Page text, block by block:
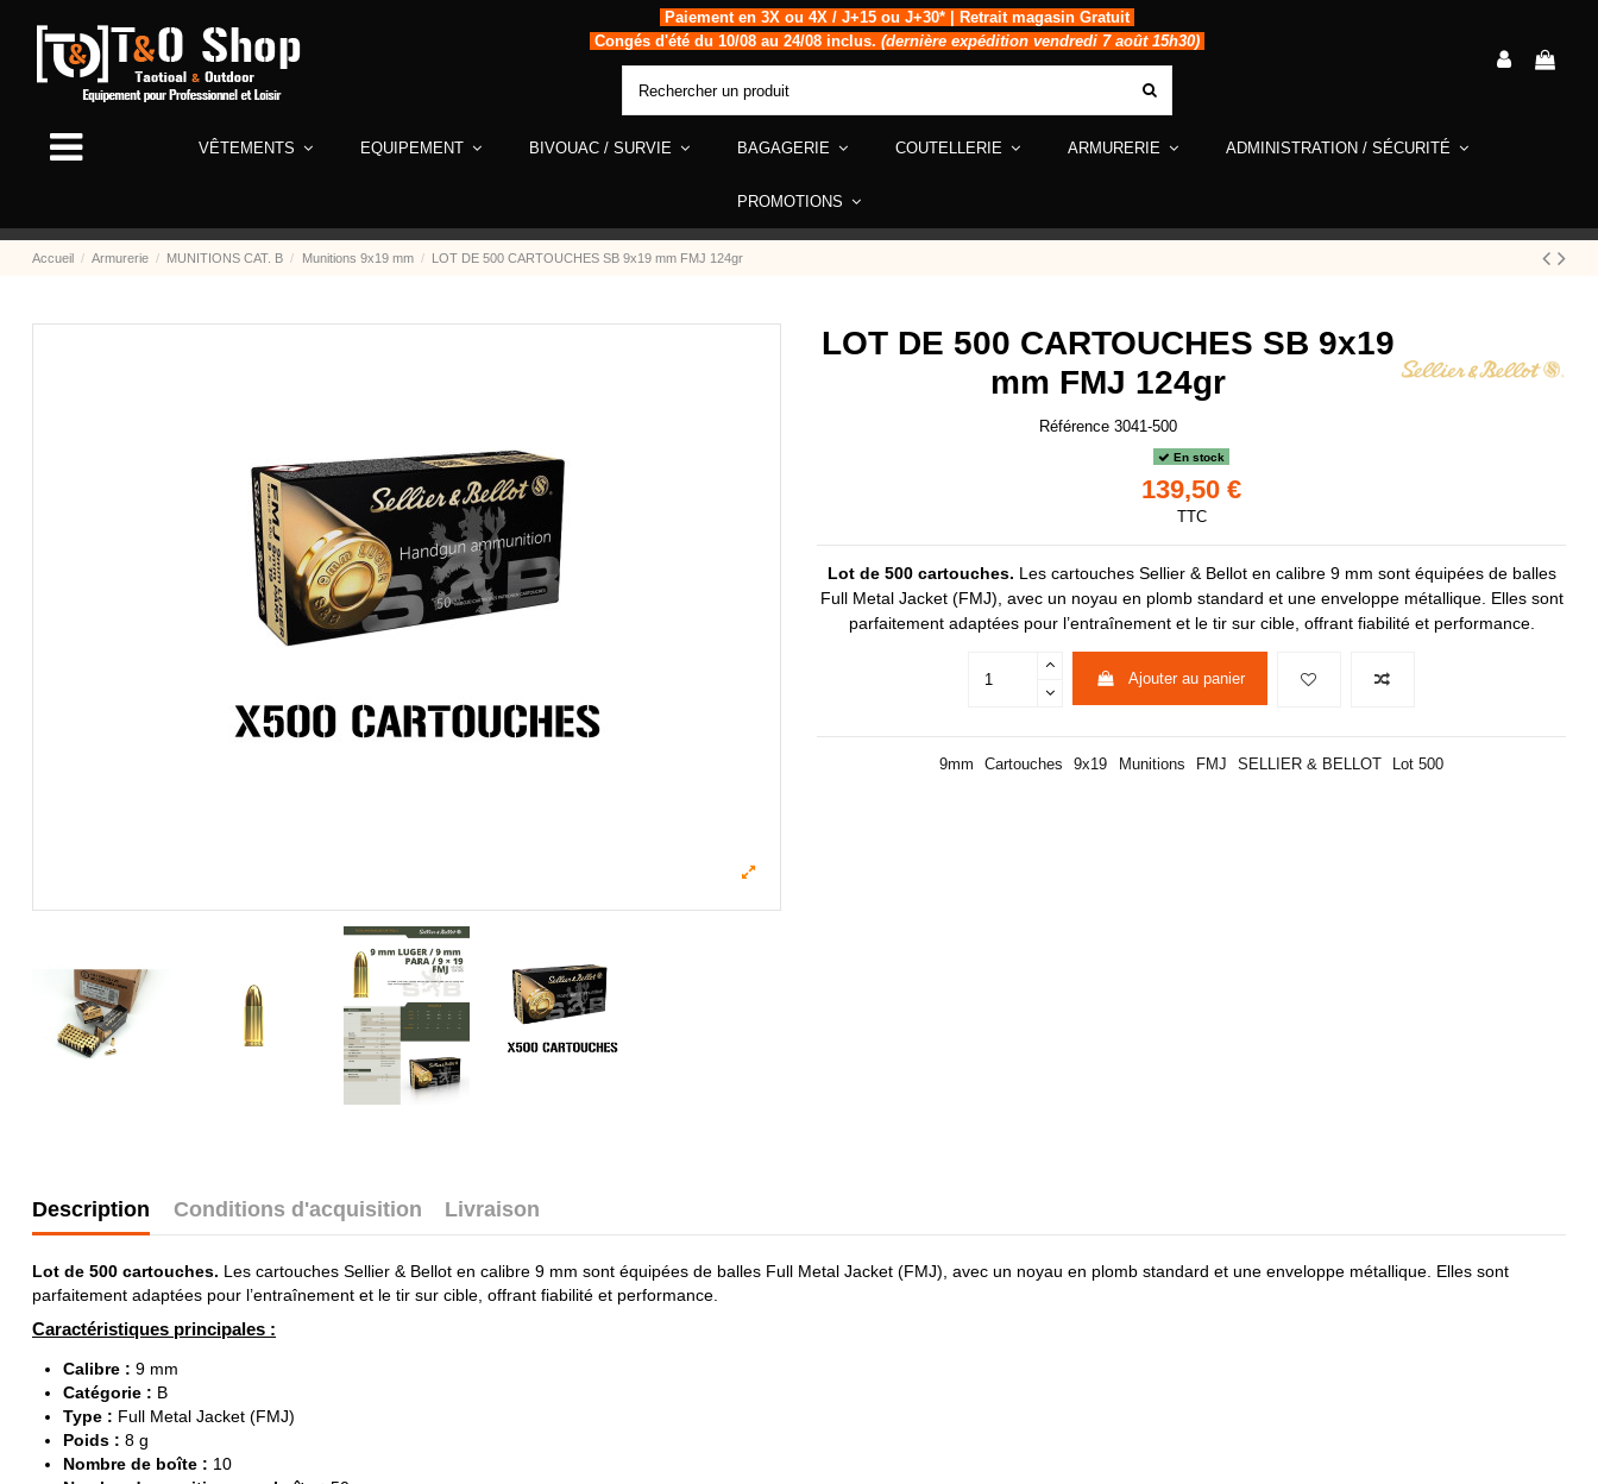
Paiement en 3X ou 4X / J+15 ou J+30* | Retrait magasin Gratuit
Congés d'été du 10/08 au 24/08 inclus.(dernière expédition vendredi 7 août 15h30)
VÊTEMENTS EQUIPEMENT BIVOUAC / SURVIE BAGAGERIE COUTELLERIE ARMURERIE ADMINISTRATION / SÉCURITÉ
PROMOTIONS
Accueil Armurerie MUNITIONS CAT. B Munitions 9x19 mm LOT DE 500 CARTOUCHES SB 9x19 mm FMJ 124gr
LOT DE 500 CARTOUCHES SB 9x19
mm FMJ 124gr
Référence 3041-500
En stock
139,50 €
TTC
Lot de 500 cartouches. Les cartouches Sellier & Bellot en calibre 9 mm sont équipées de balles
Full Metal Jacket (FMJ), avec un noyau en plomb standard et une enveloppe métallique. Elles sont
parfaitement adaptées pour l’entraînement et le tir sur cible, offrant fiabilité et performance.
Ajouter au panier
9mm Cartouches 9x19 Munitions FMJ SELLIER & BELLOT Lot 500
Description Conditions d'acquisition Livraison
Lot de 500 cartouches. Les cartouches Sellier & Bellot en calibre 9 mm sont équipées de balles Full Metal Jacket (FMJ), avec un noyau en plomb standard et une enveloppe métallique. Elles sont
parfaitement adaptées pour l’entraînement et le tir sur cible, offrant fiabilité et performance.
Caractéristiques principales :
Calibre : 9 mm
Catégorie : B
Type : Full Metal Jacket (FMJ)
Poids : 8 g
Nombre de boîte : 10